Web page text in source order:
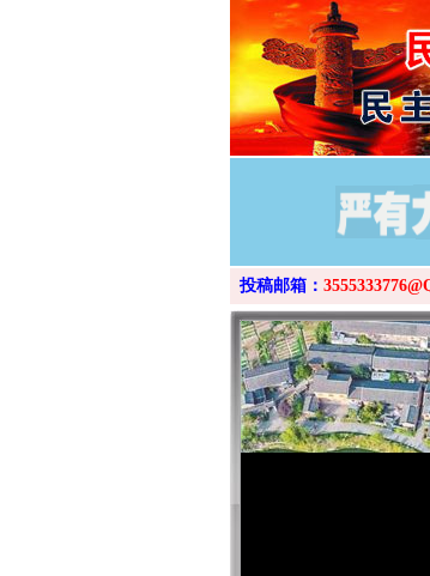
投稿邮箱：